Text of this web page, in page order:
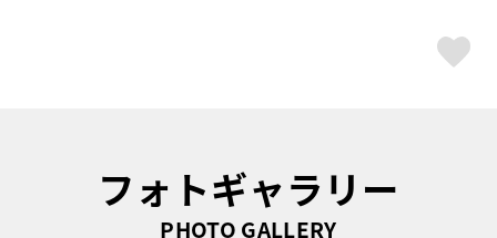
フォトギャラリー
PHOTO GALLERY